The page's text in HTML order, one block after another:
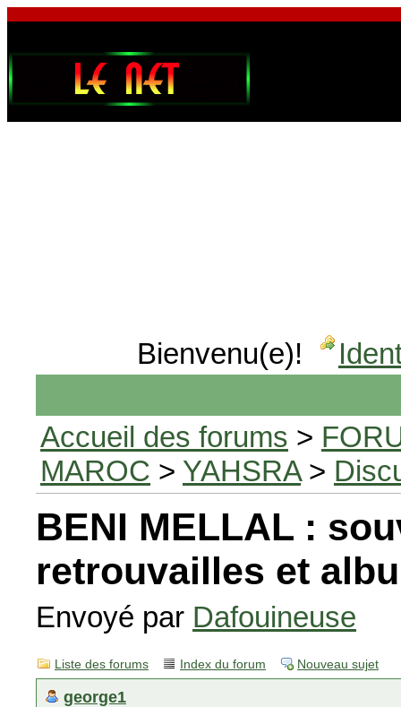
Bienvenu(e)!
Accueil des forums >
MAROC > YAHSRA>
BENI MELLAL :
retrouvailles et
Envoyé par Dafouineuse
Liste des forums Index du forum Nouveau sujet
george1